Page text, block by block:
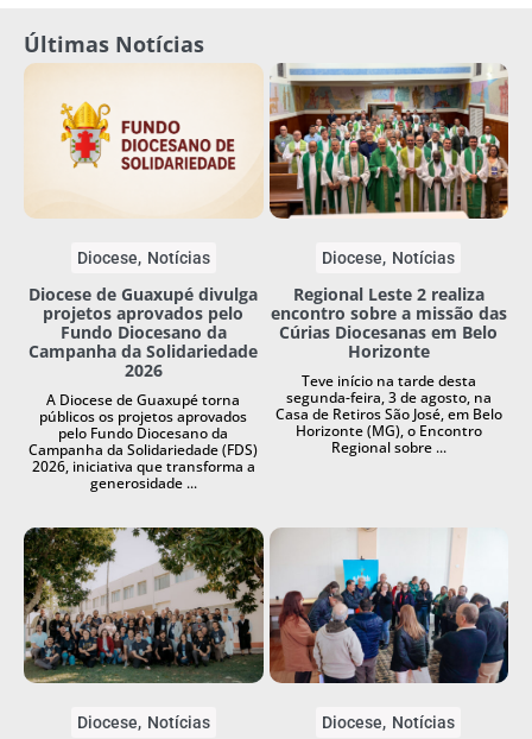
Últimas Notícias
Diocese Notícias
Diocese de Guaxupé divulga
projetos aprovados pelo
Fundo Diocesano da
Campanha da Solidariedade
2026
A Diocese de Guaxupé torna
públicos os projetos aprovados
pelo Fundo Diocesano da
Campanha da Solidariedade (FDS)
2026, iniciativa que transforma a
generosidade ...
Diocese Notícias
Regional Leste 2 realiza
encontro sobre a missão das
Cúrias Diocesanas em Belo
Horizonte
Teve início na tarde desta
segunda-feira, 3 de agosto, na
Casa de Retiros São José, em Belo
Horizonte (MG), o Encontro
Regional sobre ...
Diocese Notícias Diocese Notícias